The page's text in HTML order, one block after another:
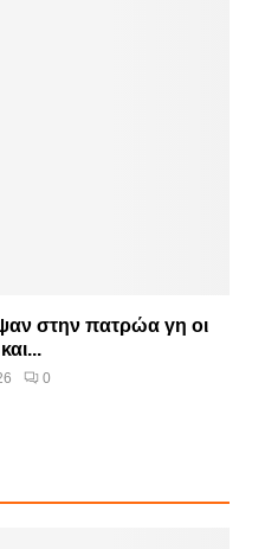
στην πατρώα γη οι
0